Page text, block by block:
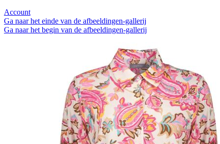
Account
Ga naar het einde van de afbeeldingen-gallerij
Ga naar het begin van de afbeeldingen-gallerij